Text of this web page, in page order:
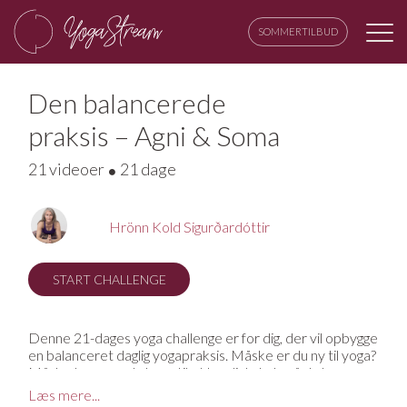
SOMMERTILBUD
Den balancerede
praksis – Agni & Soma
21 videoer 21 dage
START CHALLENGE
Hrönn Kold Sigurðardóttir
Denne 21-dages yoga challenge er for dig, der vil opbygge
en balanceret daglig yogapraksis. Måske er du ny til yoga?
Måske trænger du bare til et kærligt skub, så du kan
komme i gang med at dyrke yoga igen. Lige meget hvad,
Læs mere...